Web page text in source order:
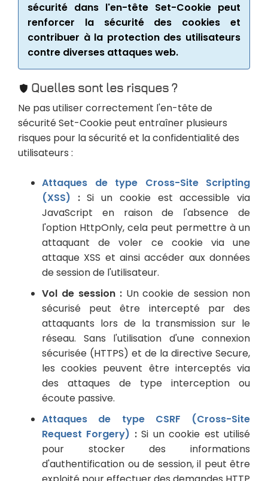
sécurité dans l'en-tête Set-Cookie peut
renforcer la sécurité des cookies et
contribuer à la protection des utilisateurs
contre diverses attaques web.
Quelles sont les risques ?
Ne pas utiliser correctement l'en-tête de
sécurité Set-Cookie peut entraîner plusieurs
risques pour la sécurité et la confidentialité des
utilisateurs :
Attaques de type Cross-Site Scripting
(XSS) :Si un cookie est accessible via
JavaScript en raison de l'absence de
l'option HttpOnly, cela peut permettre à un
attaquant de voler ce cookie via une
attaque XSS et ainsi accéder aux données
de session de l'utilisateur.
Vol de session :Un cookie de session non
sécurisé peut être intercepté par des
attaquants lors de la transmission sur le
réseau. Sans l'utilisation d'une connexion
sécurisée (HTTPS) et de la directive Secure,
les cookies peuvent être interceptés via
des attaques de type interception ou
écoute passive.
Attaques de type CSRF (Cross-Site
Request Forgery) :Si un cookie est utilisé
pour stocker des informations
d'authentification ou de session, il peut être